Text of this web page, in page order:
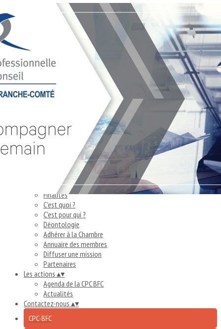
Exporter les lignes sélectionnées
Exporter toutes les colonnes
Exporter uniquement les colonnes affichées
Menu
<
>
Agenda de la CPC BFC
Ajoutez un logo, un bouton, des réseaux sociaux
Cliquez pour éditer
▾
Finalités
C'est quoi ?
C'est pour qui ?
Déontologie
Adhérer à la Chambre
Annuaire des membres
Diffuser une mission
Partenaires
Les actions ▴▾
Agenda de la CPC BFC
Actualités
Contactez-nous ▴▾
CPC-BFC